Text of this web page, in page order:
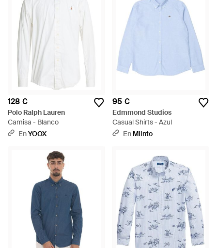
128 €
Polo Ralph Lauren
Camisa - Blanco
EnYOOX
95 €
Edmmond Studios
Casual Shirts - Azul
En Miinto